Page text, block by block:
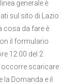
generale è
sul sito di Lazio
cosa da fare è
il formulario
12:00 del 2
occorre scaricare
la Domanda e il